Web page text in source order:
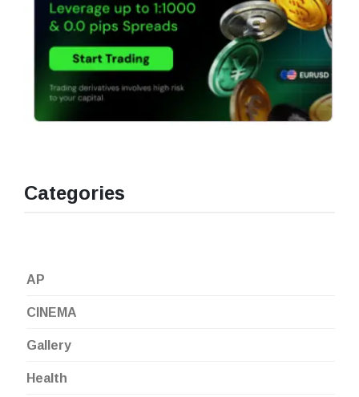
Categories
AP
CINEMA
Gallery
Health